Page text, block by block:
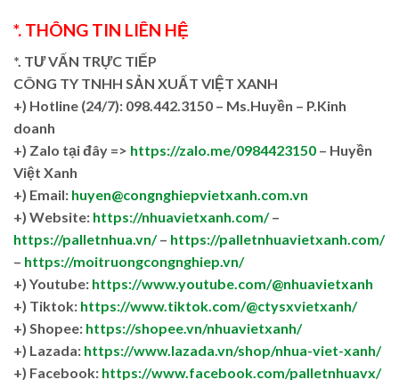
*. THÔNG TIN LIÊN HỆ
*. TƯ VẤN TRỰC TIẾP
CÔNG TY TNHH SẢN XUẤT VIỆT XANH
+) Hotline (24/7): 098.442.3150 – Ms.Huyền – P.Kinh
doanh
+) Zalo tại đây => https://zalo.me/0984423150 – Huyền
Việt Xanh
+) Email: huyen@congnghiepvietxanh.com.vn
+) Website: https://nhuavietxanh.com/–
https://palletnhua.vn/– https://palletnhuavietxanh.com/
– https://moitruongcongnghiep.vn/
+) Youtube: https://www.youtube.com/@nhuavietxanh
+) Tiktok: https://www.tiktok.com/@ctysxvietxanh/
+) Shopee: https://shopee.vn/nhuavietxanh/
+) Lazada: https://www.lazada.vn/shop/nhua-viet-xanh/
+) Facebook: https://www.facebook.com/palletnhuavx/